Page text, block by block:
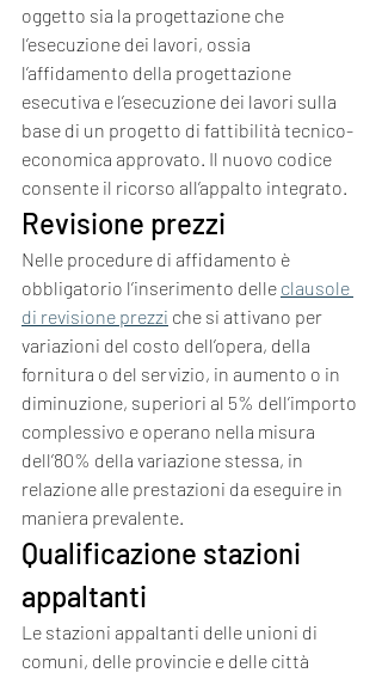
oggetto sia la progettazione che
l’esecuzione dei lavori, ossia
l’affidamento della progettazione
esecutiva e l’esecuzione dei lavori sulla
base di un progetto di fattibilità tecnico-
economica approvato. Il nuovo codice
consente il ricorso all’appalto integrato.
Revisione prezzi
Nelle procedure di affidamento è
obbligatorio l’inserimento delle clausole
di revisione prezzi che si attivano per
variazioni del costo dell’opera, della
fornitura o del servizio, in aumento o in
diminuzione, superiori al 5% dell’importo
complessivo e operano nella misura
dell’80% della variazione stessa, in
relazione alle prestazioni da eseguire in
maniera prevalente.
Qualificazione stazioni
appaltanti
Le stazioni appaltanti delle unioni di
comuni, delle provincie e delle città